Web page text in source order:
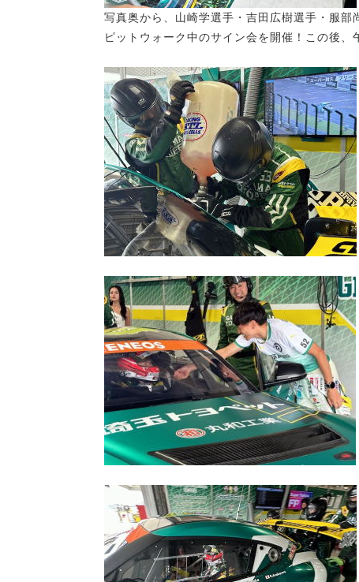
写真奥から、山崎学選手・吉田広樹選手・服部
ピットウォーク中のサイン会を開催！この後、